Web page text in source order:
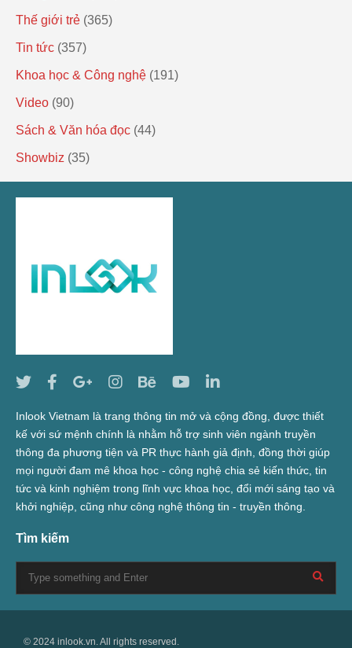
Thế giới trẻ (365)
Tin tức (357)
Khoa học & Công nghệ (191)
Video (90)
Sách & Văn hóa đọc (44)
Showbiz (35)
Inlook Vietnam là trang thông tin mở và cộng đồng, được thiết
kế với sứ mệnh chính là nhằm hỗ trợ sinh viên ngành truyền
thông đa phương tiện và PR thực hành giả định, đồng thời giúp
mọi người đam mê khoa học - công nghệ chia sẻ kiến thức, tin
tức và kinh nghiệm trong lĩnh vực khoa học, đổi mới sáng tạo và
khởi nghiệp, cũng như công nghệ thông tin - truyền thông.
Tìm kiếm
© 2024 inlook.vn. All rights reserved.